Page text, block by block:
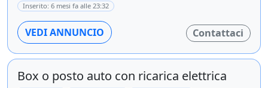
Inserito: 6 mesi fa alle 23:32
VEDI ANNUNCIO Contattaci
Box o posto auto con ricarica elettrica